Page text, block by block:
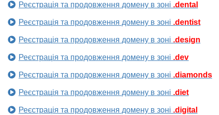
Реєстрація та продовження домену в зоні .dental
Реєстрація та продовження домену в зоні .dentist
Реєстрація та продовження домену в зоні .design
Реєстрація та продовження домену в зоні .dev
Реєстрація та продовження домену в зоні .diamonds
Реєстрація та продовження домену в зоні .diet
Реєстрація та продовження домену в зоні .digital